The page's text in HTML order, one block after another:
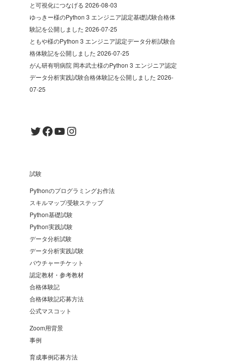
と可視化につなげる 2026-08-03
ゆっきー様のPython 3 エンジニア認定基礎試験合格体
験記を公開しました 2026-07-25
ともや様のPython 3 エンジニア認定データ分析試験合
格体験記を公開しました 2026-07-25
がん研有明病院 岡本武士様のPython 3 エンジニア認定
データ分析実践試験合格体験記を公開しました 2026-
07-25
Twitter
Facebook
YouTube
Instagram
試験
Pythonのプログラミングお作法
スキルマップ/受験ステップ
Python基礎試験
Python実践試験
データ分析試験
データ分析実践試験
バウチャーチケット
認定教材・参考教材
合格体験記
合格体験記応募方法
公式マスコット
Zoom用背景
事例
育成事例応募方法